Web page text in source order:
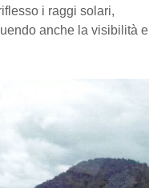
i raggi solari,
anche la visibilità e